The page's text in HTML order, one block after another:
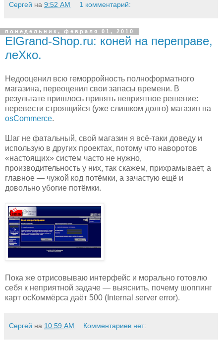
Сергей на 9:52 AM 1 комментарий:
понедельник, февраля 01, 2010
ElGrand-Shop.ru: коней на переправе,
леХко.
Недооценил всю геморройность полноформатного
магазина, переоценил свои запасы времени. В
результате пришлось принять неприятное решение:
перевести строящийся (уже слишком долго) магазин на
osCommerce.
Шаг не фатальный, свой магазин я всё-таки доведу и
использую в других проектах, потому что наворотов
«настоящих» систем часто не нужно,
производительность у них, так скажем, прихрамывает, а
главное — чужой код потёмки, а зачастую ещё и
довольно убогие потёмки.
Пока же отрисовываю интерфейс и морально готовлю
себя к неприятной задаче — выяснить, почему шоппинг
карт осКоммёрса даёт 500 (Internal server error).
Сергей на 10:59 AM Комментариев нет: